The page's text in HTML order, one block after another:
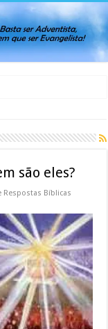
do Santuário Celestial
são eles?
Respostas Bíblicas